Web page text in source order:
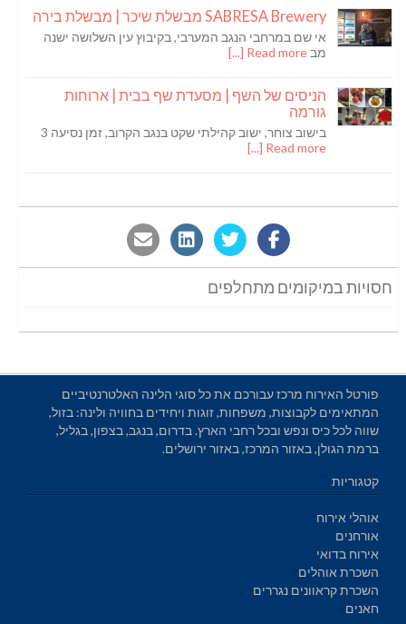
SABRESA Brewery מבשלת שיכר | מבשלת בירה
אי שם במרחבי הנגב המערבי, בקיבוץ עין השלושה ישנה
מב Read more [...]
הניסים של השף | מסעדת שף בבית | ארוחות
גורמה
בישוב צוחר, ישוב קהילתי שקט בנגב הקרוב, זמן נסיעה 3
Read more [...]
חסויות במיקומים מתחלפים
פורטל האירוח מרכז עבורכם את כל סוגי הלינה האלטרנטיביים
המתאימים לקבוצות, משפחות, זוגות ויחידים בחוויה ולינה: בזול,
שווה לכל כיס ונפש ובכל רחבי הארץ. בדרום, בנגב, בצפון, בגליל,
ברמת הגולן, באזור המרכז, באזור ירושלים.
קטגוריות
אוהלי אירוח
אורחנים
אירוח בדואי
השכרת אוהלים
השכרת קראוונים נגררים
חאנים